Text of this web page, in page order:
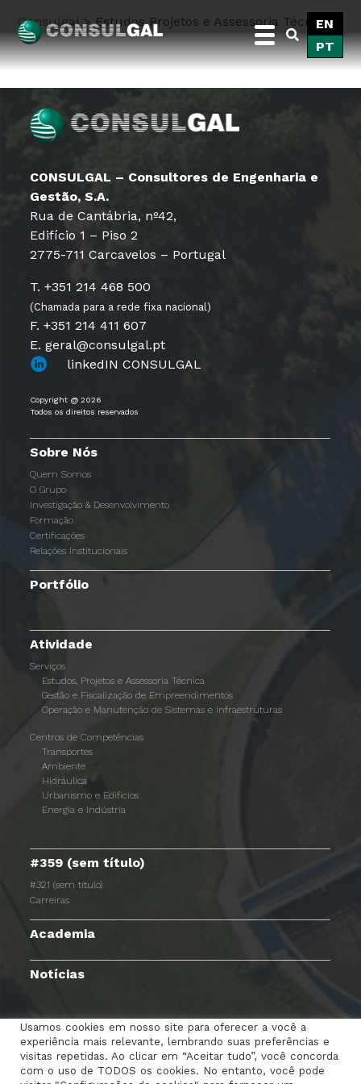
content
EN
PT
Consulgal >Estudos Projetos e Assessoria Técnica
CONSULGAL – Consultores de Engenharia e
Gestão, S.A.
Rua de Cantábria, nº42,
Edifício 1 – Piso 2
2775-711 Carcavelos – Portugal
T. +351 214 468 500
(Chamada para a rede fixa nacional)
F. +351 214 411 607
E. geral@consulgal.pt
linkedIN CONSULGAL
Copyright @ 2026
Todos os direitos reservados
Sobre Nós
Quem Somos
O Grupo
Investigação & Desenvolvimento
Formação
Certificações
Relações Institucionais
Portfólio
Atividade
Serviços
Estudos, Projetos e Assessoria Técnica
Gestão e Fiscalização de Empreendimentos
Operação e Manutenção de Sistemas e Infraestruturas
Centros de Competências
Transportes
Ambiente
Hidráulica
Urbanismo e Edifícios
Energia e Indústria
#359 (sem título)
#321 (sem título)
Carreiras
Academia
Notícias
TERMOS E CONDIÇÕES AVISO DE PRIVACIDADE
POLÍTICA DE COOKIES RGPC CANAL DENÚNCIAS
Usamos cookies em nosso site para oferecer a você a
experiência mais relevante, lembrando suas preferências e
visitas repetidas. Ao clicar em “Aceitar tudo”, você concorda
com o uso de TODOS os cookies. No entanto, você pode